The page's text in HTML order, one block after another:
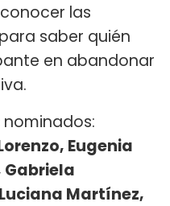
las
saber quién
en abandonar
Eugenia
Gabriela
Martínez,